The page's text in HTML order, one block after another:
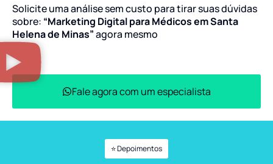
Solicite uma análise sem custo para tirar suas dúvidas
sobre: “Marketing Digital para Médicos em Santa
Helena de Minas”agora mesmo
Fale agora com um especialista
⭐ Depoimentos